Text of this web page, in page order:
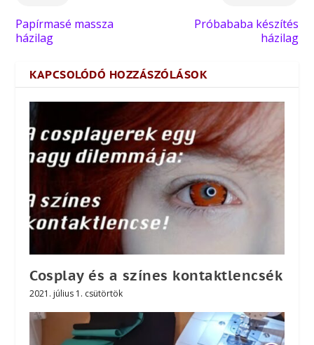
Papírmasé massza
házilag
Próbababa készítés
házilag
KAPCSOLÓDÓ HOZZÁSZÓLÁSOK
Cosplay és a színes kontaktlencsék
2021. július 1. csütörtök